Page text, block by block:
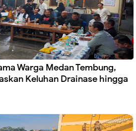
Warga Medan Tembung,
Keluhan Drainase hingga